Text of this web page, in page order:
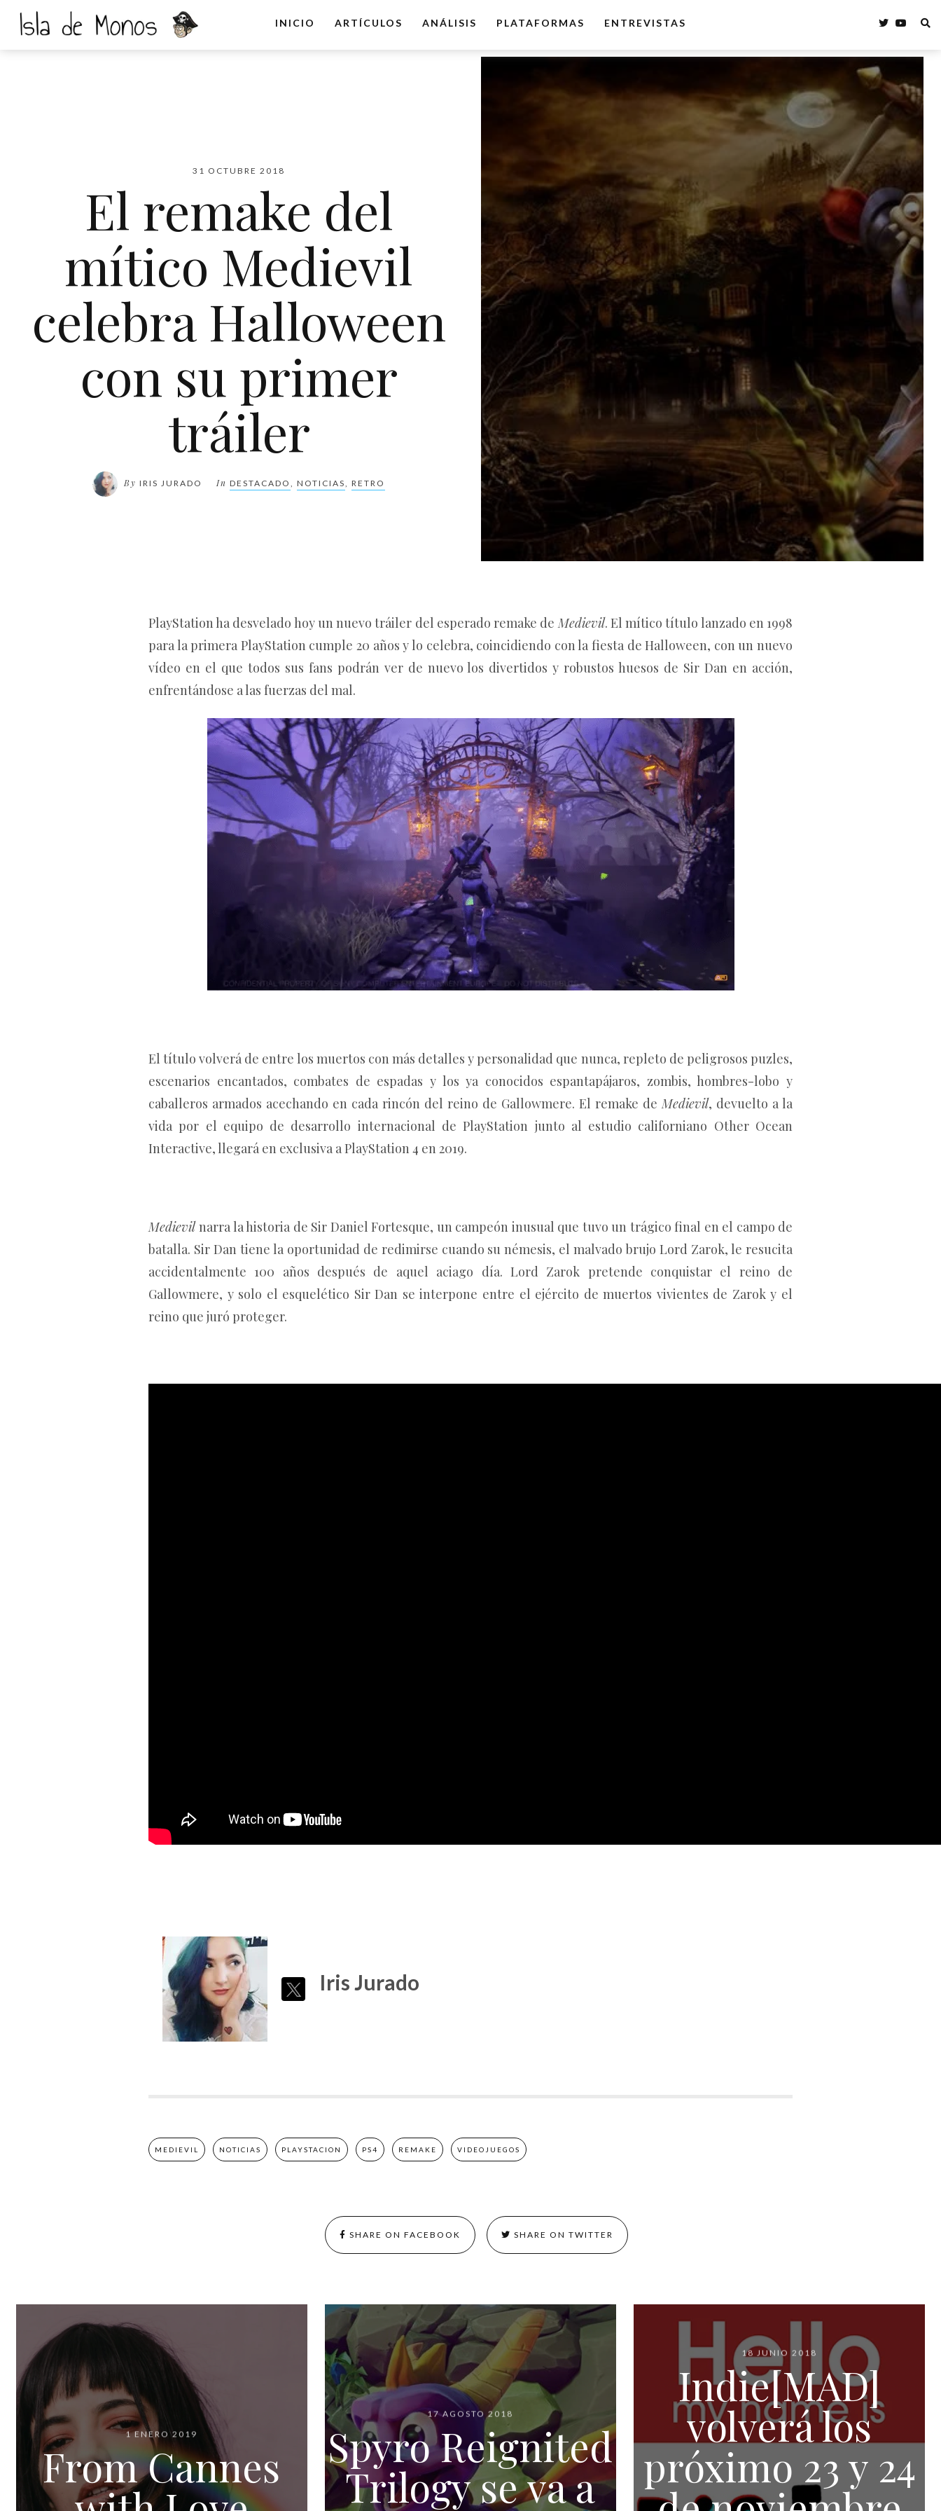
INICIO ARTÍCULOS ANÁLISIS PLATAFORMAS ENTREVISTAS
31 OCTUBRE 2018
El remake del
mítico Medievil
celebra Halloween
con su primer
tráiler
By IRIS JURADO In DESTACADO NOTICIAS RETRO
PlayStation ha desvelado hoy un nuevo tráiler del esperado remake deMedievil. El mítico título lanzado en 1998
para la primera PlayStation cumple 20 años y lo celebra, coincidiendo con la fiesta de Halloween, con un nuevo
vídeo en el que todos sus fans podrán ver de nuevo los divertidos y robustos huesos de Sir Dan en acción,
enfrentándose a las fuerzas del mal.
El título volverá de entre los muertos con más detalles y personalidad que nunca, repleto de peligrosos puzles,
escenarios encantados, combates de espadas y los ya conocidos espantapájaros, zombis, hombres-lobo y
caballeros armados acechando en cada rincón del reino de Gallowmere. El remake deMedievil, devuelto a la
vida por el equipo de desarrollo internacional de PlayStation junto al estudio californiano Other Ocean
Interactive, llegará en exclusiva a PlayStation 4 en 2019.
Medievilnarra la historia de Sir Daniel Fortesque, un campeón inusual que tuvo un trágico final en el campo de
batalla. Sir Dan tiene la oportunidad de redimirse cuando su némesis, el malvado brujo Lord Zarok, le resucita
accidentalmente 100 años después de aquel aciago día. Lord Zarok pretende conquistar el reino de
Gallowmere, y solo el esquelético Sir Dan se interpone entre el ejército de muertos vivientes de Zarok y el
reino que juró proteger.
Iris Jurado
MEDIEVIL NOTICIAS PLAYSTACION PS4 REMAKE VIDEOJUEGOS
SHARE ON FACEBOOK SHARE ON TWITTER
1 ENERO 2019
From Cannes
17 AGOSTO 2018
Spyro Reignited
Trilogy se va a
18 JUNIO 2018
Indie[MAD]
volverá los
próximo 23 y 24